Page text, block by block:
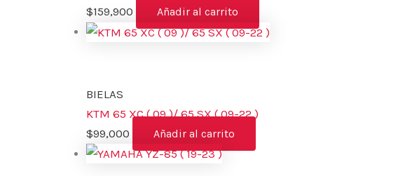
$159,900 Añadir al carrito
BIELAS
KTM 65 XC ( 09 )/ 65 SX ( 09-22 )
$99,000 Añadir al carrito